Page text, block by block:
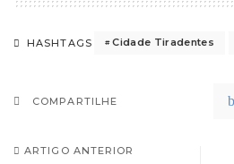
HASHTAGS Cidade Tiradentes
COMPARTILHE
ARTIGO ANTERIOR